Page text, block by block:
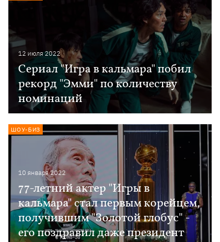
12 июля 2022
Сериал "Игра в кальмара" побил
рекорд "Эмми" по количеству
номинаций
10 января 2022
77-летний актер "Игры в
кальмара" стал первым корейцем,
получившим "Золотой глобус" -
его поздравил даже президент
ШОУ-БИЗ